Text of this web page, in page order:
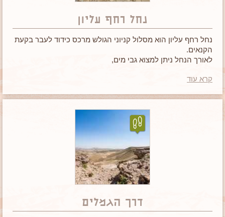
נחל רחף עליון
נחל רחף עליון הוא מסלול קניוני הגולש מרכס כידוד לעבר בקעת
הקנאים.
לאורך הנחל ניתן למצוא גבי מים,
לאיזור.
קרא עוד
דרך הגמלים